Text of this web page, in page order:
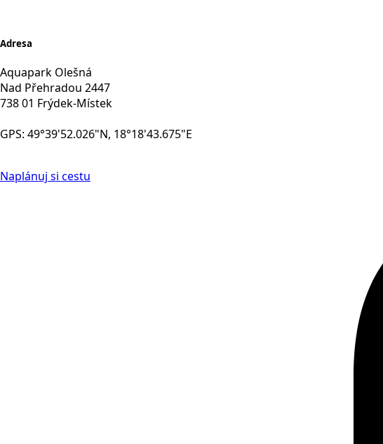
Adresa
Aquapark Olešná
Nad Přehradou 2447
738 01 Frýdek-Místek
GPS: 49°39'52.026"N, 18°18'43.675"E
Naplánuj si cestu